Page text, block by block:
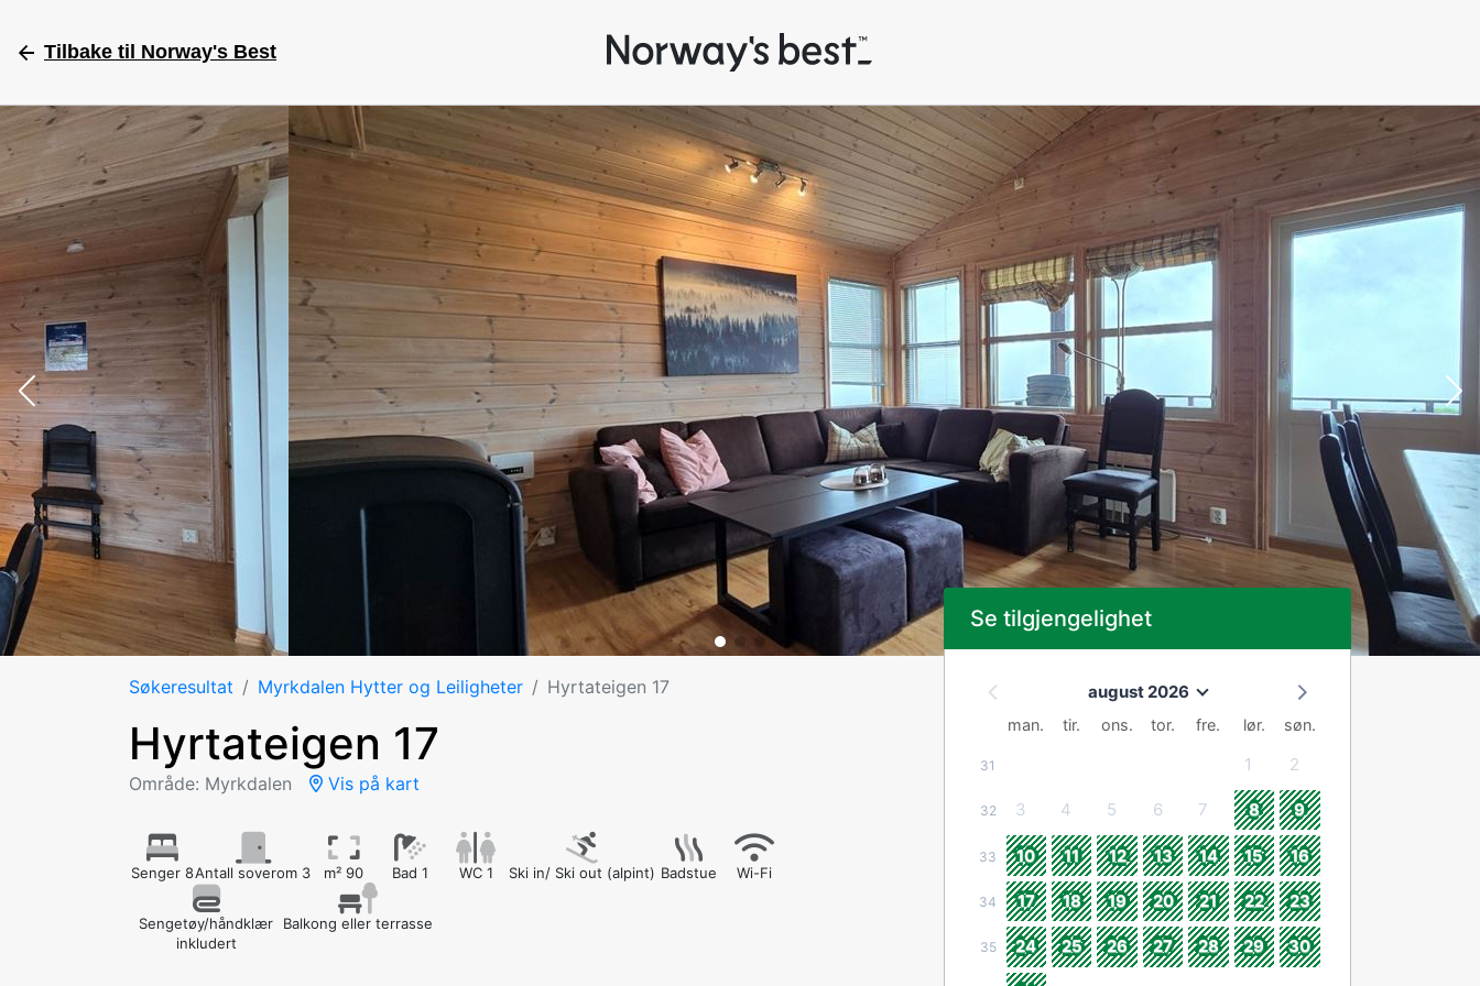
Tilbake til Norway's Best
Søkeresultat Myrkdalen Hytter og Leiligheter Hyrtateigen 17
Hyrtateigen 17
Område: Myrkdalen Vis på kart
Senger 8Antall soverom 3 m² 90 Bad 1 WC 1 Ski in/ Ski out (alpint) Badstue Wi-Fi
Sengetøy/håndklær
inkludert
Balkong eller terrasse
Se tilgjengelighet
august 2026
man. tir. ons. tor. fre. lør. søn.
31 1 2
32 3 4 5 6 7 8 9
33 10 11 12 13 14 15 16
34 17 18 19 20 21 22 23
35 24 25 26 27 28 29 30